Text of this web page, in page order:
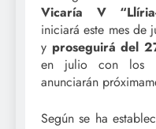
Vicaría V “Llíria-
iniciará este mes de
y proseguirá del
en julio con los
anunciarán
Según se ha